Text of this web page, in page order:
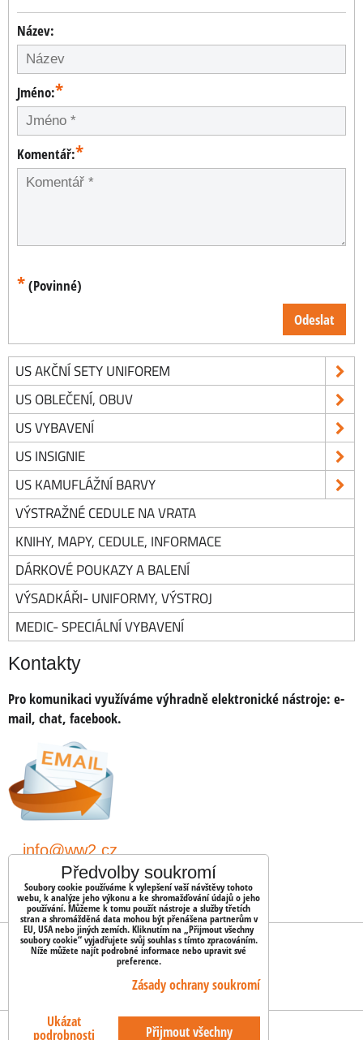
Název:
Jméno:*
Komentář:*
*(Povinné)
Odeslat
US AKČNÍ SETY UNIFOREM
US OBLEČENÍ, OBUV
US VYBAVENÍ
US INSIGNIE
US KAMUFLÁŽNÍ BARVY
VÝSTRAŽNÉ CEDULE NA VRATA
KNIHY, MAPY, CEDULE, INFORMACE
DÁRKOVÉ POUKAZY A BALENÍ
VÝSADKÁŘI- UNIFORMY, VÝSTROJ
MEDIC- SPECIÁLNÍ VYBAVENÍ
Kontakty
Pro komunikaci využíváme výhradně elektronické nástroje: e-
mail, chat, facebook.
info@ww2.cz
shopww2/
OBJEDNÁVKY
Předvolby soukromí Zásady ochrany soukromí
Předvolby soukromí
Soubory cookie používáme k vylepšení vaší návštěvy tohoto
webu, k analýze jeho výkonu a ke shromažďování údajů o jeho
používání. Můžeme k tomu použít nástroje a služby třetích
stran a shromážděná data mohou být přenášena partnerům v
EU, USA nebo jiných zemích. Kliknutím na „Přijmout všechny
soubory cookie“ vyjadřujete svůj souhlas s tímto zpracováním.
Níže můžete najít podrobné informace nebo upravit své
preference.
Zásady ochrany soukromí
Ukázat
podrobnosti Přijmout všechny